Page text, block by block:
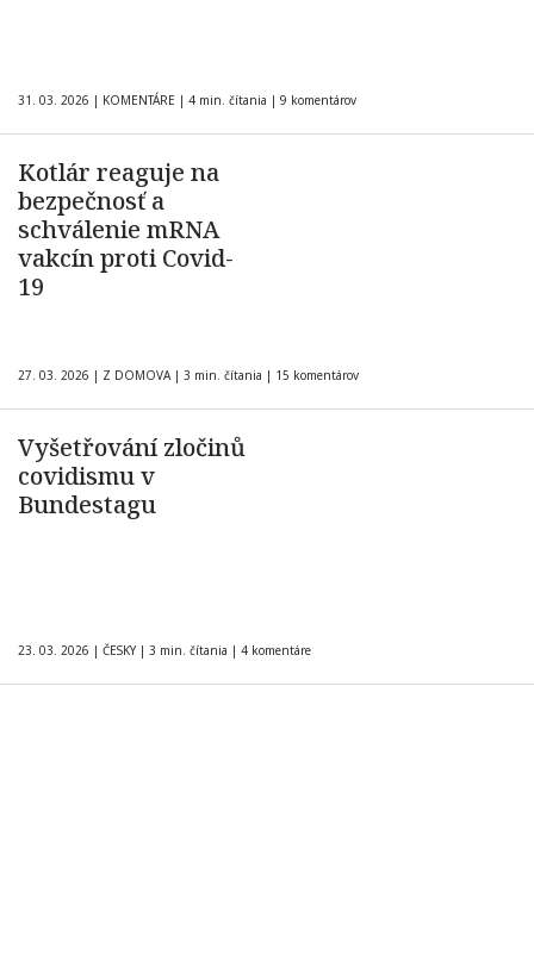
31. 03. 2026 | KOMENTÁRE | 4 min. čítania | 9 komentárov
Kotlár reaguje na
bezpečnosť a
schválenie mRNA
vakcín proti Covid-
19
27. 03. 2026 | Z DOMOVA | 3 min. čítania | 15 komentárov
Vyšetřování zločinů
covidismu v
Bundestagu
23. 03. 2026 | ČESKY | 3 min. čítania | 4 komentáre